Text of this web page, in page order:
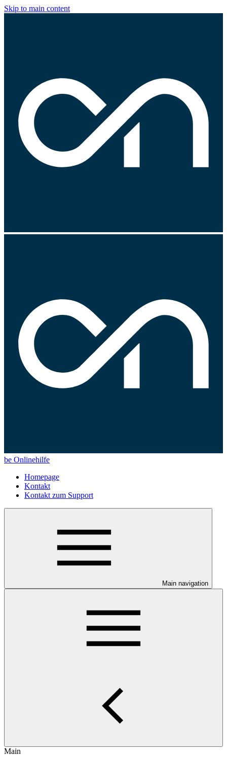
Skip to main content
be Onlinehilfe
Homepage
Kontakt
Kontakt zum Support
Main navigation
Main